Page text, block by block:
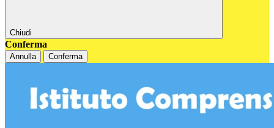
Chiudi
Conferma
Annulla Conferma